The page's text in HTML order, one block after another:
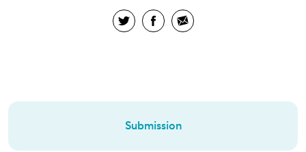
Submission